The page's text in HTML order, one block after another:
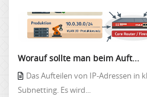
Worauf sollte man beim Auft...
Das Aufteilen von IP-Adressen in
Subnetting. Es wird...